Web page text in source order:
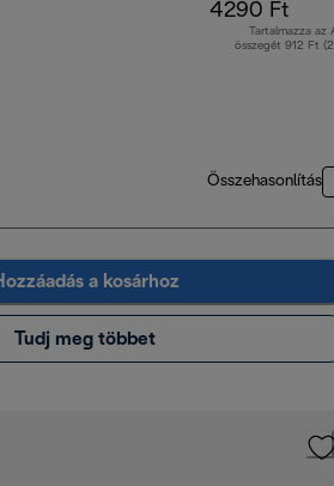
4290 Ft
Tartalmazza az
összegét 912 Ft
Összehasonlítás
a kosárhoz
Tudj meg többet